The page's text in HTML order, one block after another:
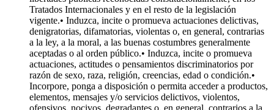
Tratados Internacionales y en el resto de la legislación
vigente.• Induzca, incite o promueva actuaciones delictivas,
denigratorias, difamatorias, violentas o, en general, contrarias
a la ley, a la moral, a las buenas costumbres generalmente
aceptadas o al orden público.• Induzca, incite o promueva
actuaciones, actitudes o pensamientos discriminatorios por
razón de sexo, raza, religión, creencias, edad o condición.•
Incorpore, ponga a disposición o permita acceder a productos,
elementos, mensajes y/o servicios delictivos, violentos,
ofensivos, nocivos, degradantes o, en general, contrarios a la